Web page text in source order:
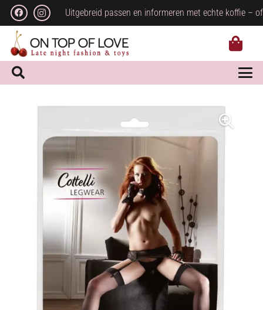
Uitgebreid passen en informeren met echte koffie –